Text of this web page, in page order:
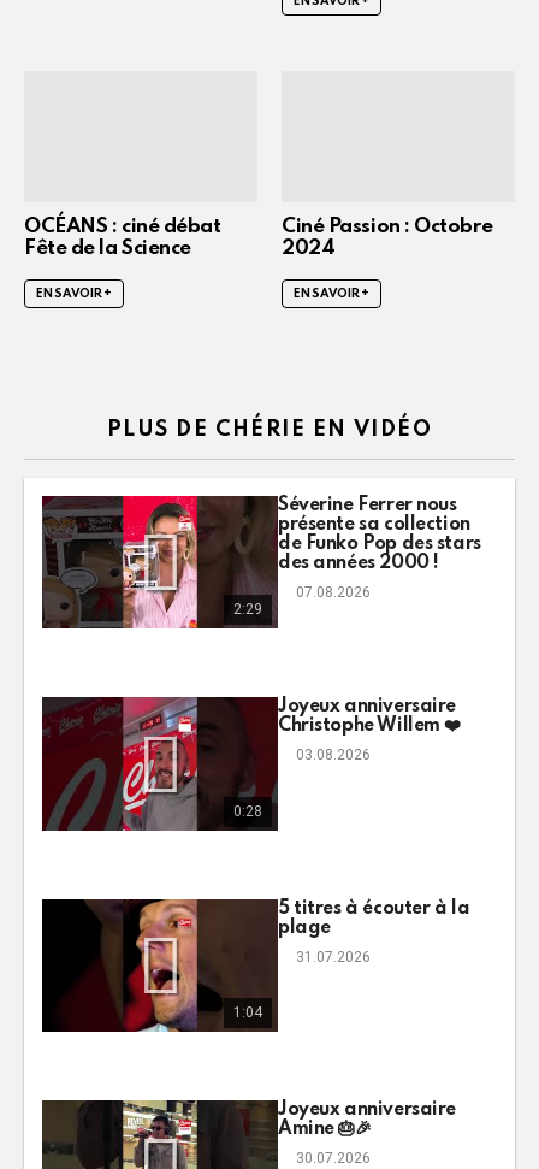
OCÉANS : ciné débat
Fête de la Science
EN SAVOIR +
Ciné Passion : Octobre
2024
EN SAVOIR +
PLUS DE CHÉRIE EN VIDÉO
2:29
Séverine Ferrer nous
présente sa collection
de Funko Pop des stars
des années 2000 !
07.08.2026
0:28
Joyeux anniversaire
Christophe Willem ❤️
03.08.2026
1:04
5 titres à écouter à la
plage
31.07.2026
Joyeux anniversaire
Amine 🎂🎉
30.07.2026